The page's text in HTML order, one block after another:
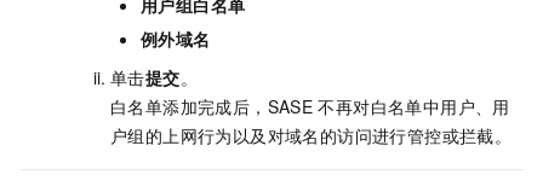
用户组白名单
例外域名
单击提交。
白名单添加完成后， SASE 不再对白名单中用户、用
户组的上网行为以及对域名的访问进行管控或拦截。